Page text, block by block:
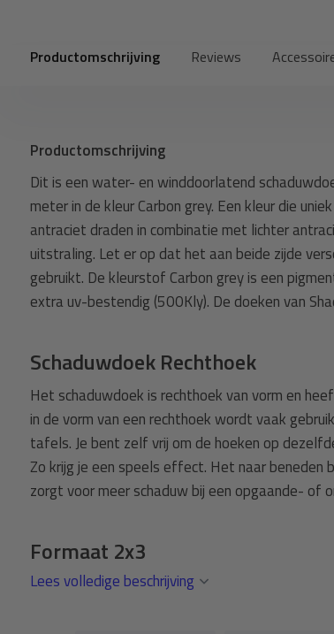
Productomschrijving Reviews
Productomschrijving
Dit is een water- en winddoorlatend
meter in de kleur Carbon grey. Een kleur die
antraciet draden in combinatie met lichter
uitstraling. Let er op dat het aan beide zijde
gebruikt. De kleurstof Carbon grey is een
extra uv-bestendig (500Kly). De doeken van
Schaduwdoek Rechthoek
Het schaduwdoek is rechthoek van vorm en
in de vorm van een rechthoek wordt vaak
tafels. Je bent zelf vrij om de hoeken op
Zo krijg je een speels effect. Het naar beneden
zorgt voor meer schaduw bij een opgaande- of
Formaat 2x3
Het schaduwdoek heeft een afmeting van 2x3
Lees volledige beschrijving
schaduwdoek
158,-
140,30
Schaduwdoek + vierkant
Schaduwdoek 2x3
Normaal:
Combideal: